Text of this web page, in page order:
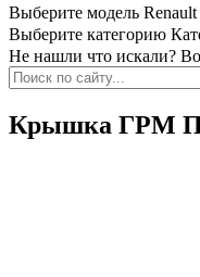
Выберите модель Renault
Выберите категорию
Не нашли что искали?
Крышка ГРМ